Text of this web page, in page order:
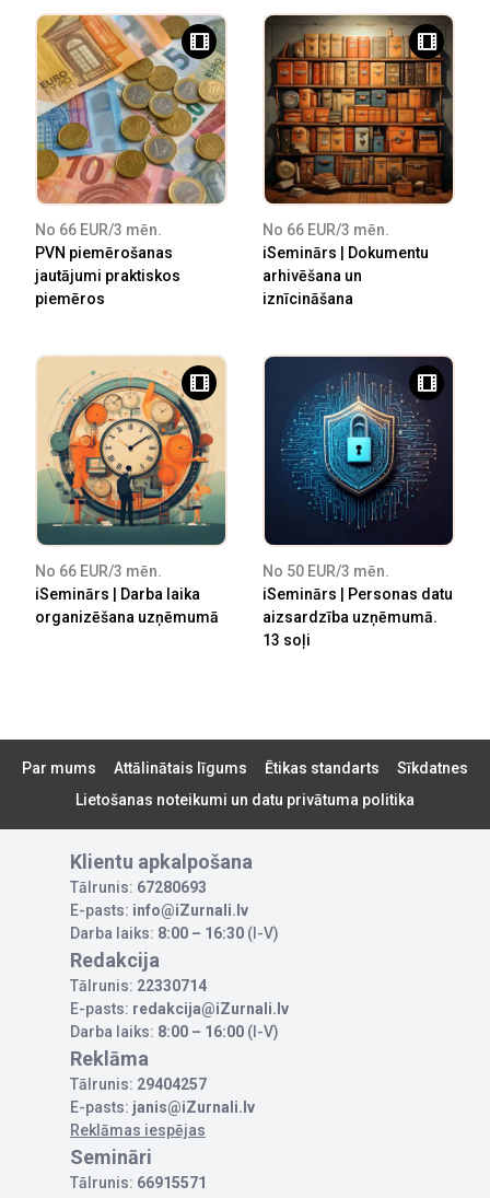
No 66 EUR/3 mēn.
PVN piemērošanas
jautājumi praktiskos
piemēros
No 66 EUR/3 mēn.
iSeminārs | Dokumentu
arhivēšana un
iznīcināšana
No 66 EUR/3 mēn.
iSeminārs | Darba laika
organizēšana uzņēmumā
No 50 EUR/3 mēn.
iSeminārs | Personas datu
aizsardzība uzņēmumā.
13 soļi
Par mums Attālinātais līgums Ētikas standarts
Sīkdatnes
Lietošanas noteikumi un datu privātuma politika
Klientu apkalpošana
Tālrunis: 67280693
E-pasts: info@iZurnali.lv
Darba laiks: 8:00 – 16:30 (I-V)
Redakcija
Tālrunis: 22330714
E-pasts: redakcija@iZurnali.lv
Darba laiks: 8:00 – 16:00 (I-V)
Reklāma
Tālrunis: 29404257
E-pasts: janis@iZurnali.lv
Reklāmas iespējas
Semināri
Tālrunis: 66915571